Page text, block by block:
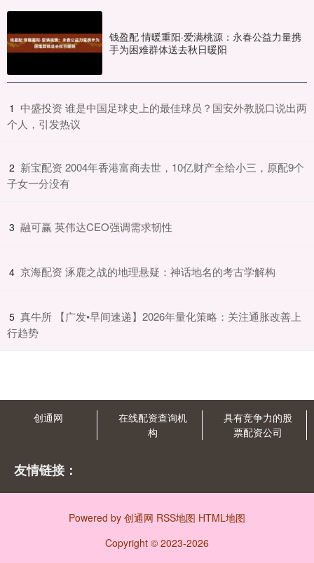
钱盈配 情暖重阳·爱满桃源：永春公益力量携
手为困难群体送去秋日暖阳
1 ​中盛投资 谁是中国足球史上的最佳球员？国安外教脱口说出两
个人，引发热议
2 ​新宝配资 2004年香港富商去世，10亿财产全给小三，原配9个
子女一分没有
3 ​融可赢 英伟达CEO强调需求韧性
4 ​京海配资 涿鹿之战的地理悬疑：神话地名的考古学解构
5 ​真牛所 【广发•早间速递】2026年量化策略：关注通胀改善上
行趋势
创通网
在线配资查询机
构
具有竞争力的股
票配资公司
友情链接：
Powered by 创通网 RSS地图 HTML地图
Copyright © 2023-2026